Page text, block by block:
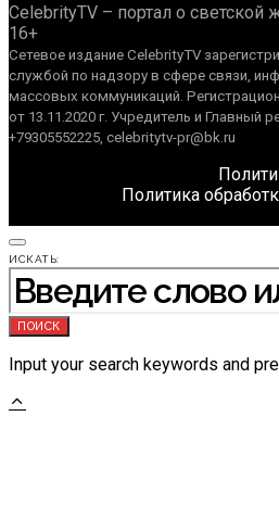
CelebrityTV – портал о светской
16+
Сетевое издание CelebrityTV
службой по надзору в сфере связи,
массовых коммуникаций.
от 13.11.2020 г. Учредитель и Главный
+79305552225, celebritytv-pr@bk.ru
Политика
ИСКАТЬ:
ПОИСК
Input your search keywords and